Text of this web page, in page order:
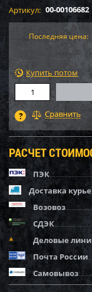
Артикул: 00-00106682
Последняя цена:
Купить потом
РАСЧЕТ
ПЭК
Доставка
Возовоз
СДЭК
Деловые
Почта России
Самовывоз